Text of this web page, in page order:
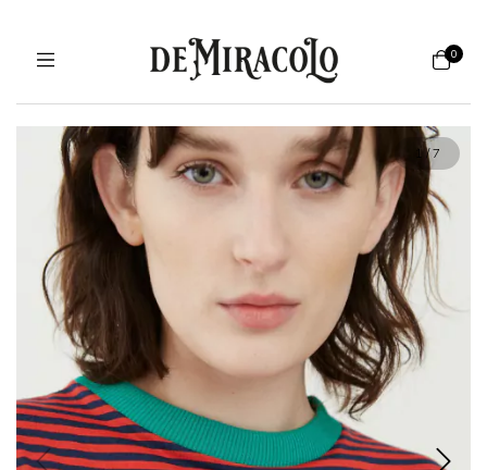
0
1 /7